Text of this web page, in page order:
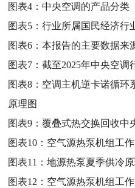
图表4：中央空调的产品分类
图表5：行业所属国民经济行
图表6：本报告的主要数据来
图表7：截至2025年中央空调
图表8： 空调主机逆卡诺循环
原理图
图表9：覆叠式热交换回收中
图表10： 空气源热泵机组工
图表11：地源热泵夏季供冷原
图表12： 空气源热泵机组工